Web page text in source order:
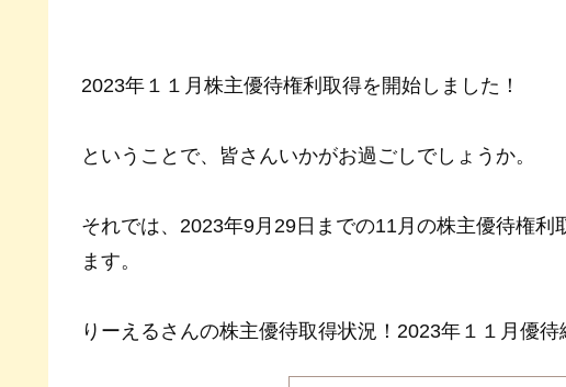
2023年１１月株主優待権利取得を開始しました！
ということで、皆さんいかがお過ごしでしょうか。
それでは、2023年9月29日までの11月の株主優待権
ます。
りーえるさんの株主優待取得状況！2023年１１月優待